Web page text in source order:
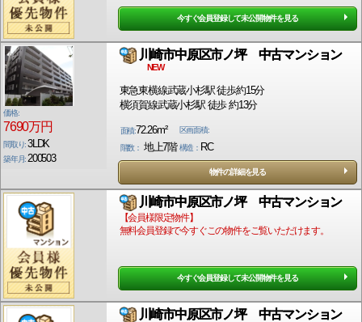
今すぐ会員登録して未公開物件を見る
価格:
7690万円
間取り:3LDK
築年月:200503
川崎市中原区市ノ坪 中古マンション
NEW
東急東横線武蔵小杉駅 徒歩約15分
横須賀線武蔵小杉駅 徒歩 約13分
面積:72.26m²
区画面積:
階数： 地上7階 構造： RC
物件の詳細を見る
川崎市中原区市ノ坪 中古マンション
【会員様限定物件】
無料会員登録で今すぐこの物件をご覧いただけます。
今すぐ会員登録して未公開物件を見る
川崎市中原区市ノ坪 中古マンション